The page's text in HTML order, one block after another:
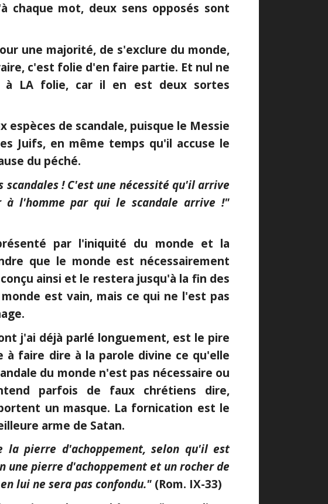
chaque mot, deux sens opposés sont
une majorité, de s'exclure du monde,
c'est folie d'en faire partie. Et nul ne
à LA folie, car il en est deux sortes
espèces de scandale, puisque le Messie
Juifs, en même temps qu'il accuse le
du péché.
scandales ! C'est une nécessité qu'il arrive
à l'homme par qui le scandale arrive !"
par l'iniquité du monde et la
que le monde est nécessairement
ainsi et le restera jusqu'à la fin des
est vain, mais ce qui ne l'est pas
j'ai déjà parlé longuement, est le pire
à faire dire à la parole divine ce qu'elle
du monde n'est pas nécessaire ou
parfois de faux chrétiens dire,
un masque. La fornication est le
arme de Satan.
la pierre d'achoppement, selon qu'il est
une pierre d'achoppement et un rocher de
lui ne sera pas confondu." (Rom. IX-33)